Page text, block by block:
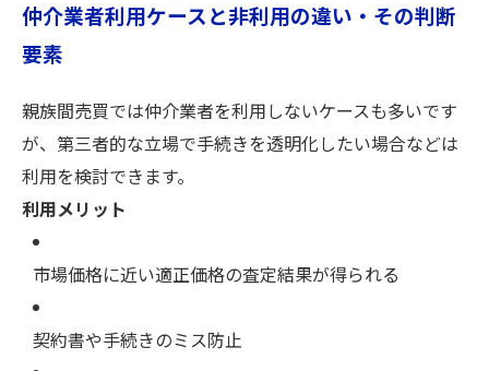
仲介業者利用ケースと非利用の違い・その判断
要素
親族間売買では仲介業者を利用しないケースも多いです
が、第三者的な立場で手続きを透明化したい場合などは
利用を検討できます。
利用メリット
市場価格に近い適正価格の査定結果が得られる
契約書や手続きのミス防止